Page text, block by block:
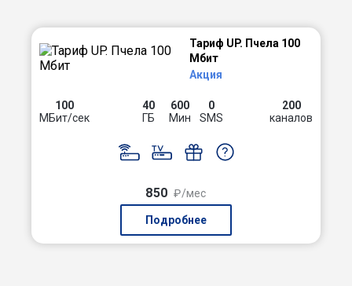
Тариф UP. Пчела 100
Мбит
Акция
100
МБит/сек
40
ГБ
600
Мин
0
SMS
200
каналов
850 ₽/мес
Подробнее